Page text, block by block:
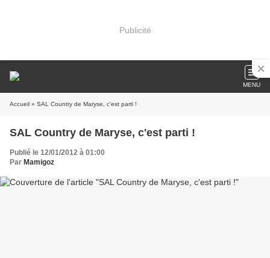
Publicité
MENU
Accueil » SAL Country de Maryse, c'est parti !
SAL Country de Maryse, c'est parti !
Publié le 12/01/2012 à 01:00
Par Mamigoz